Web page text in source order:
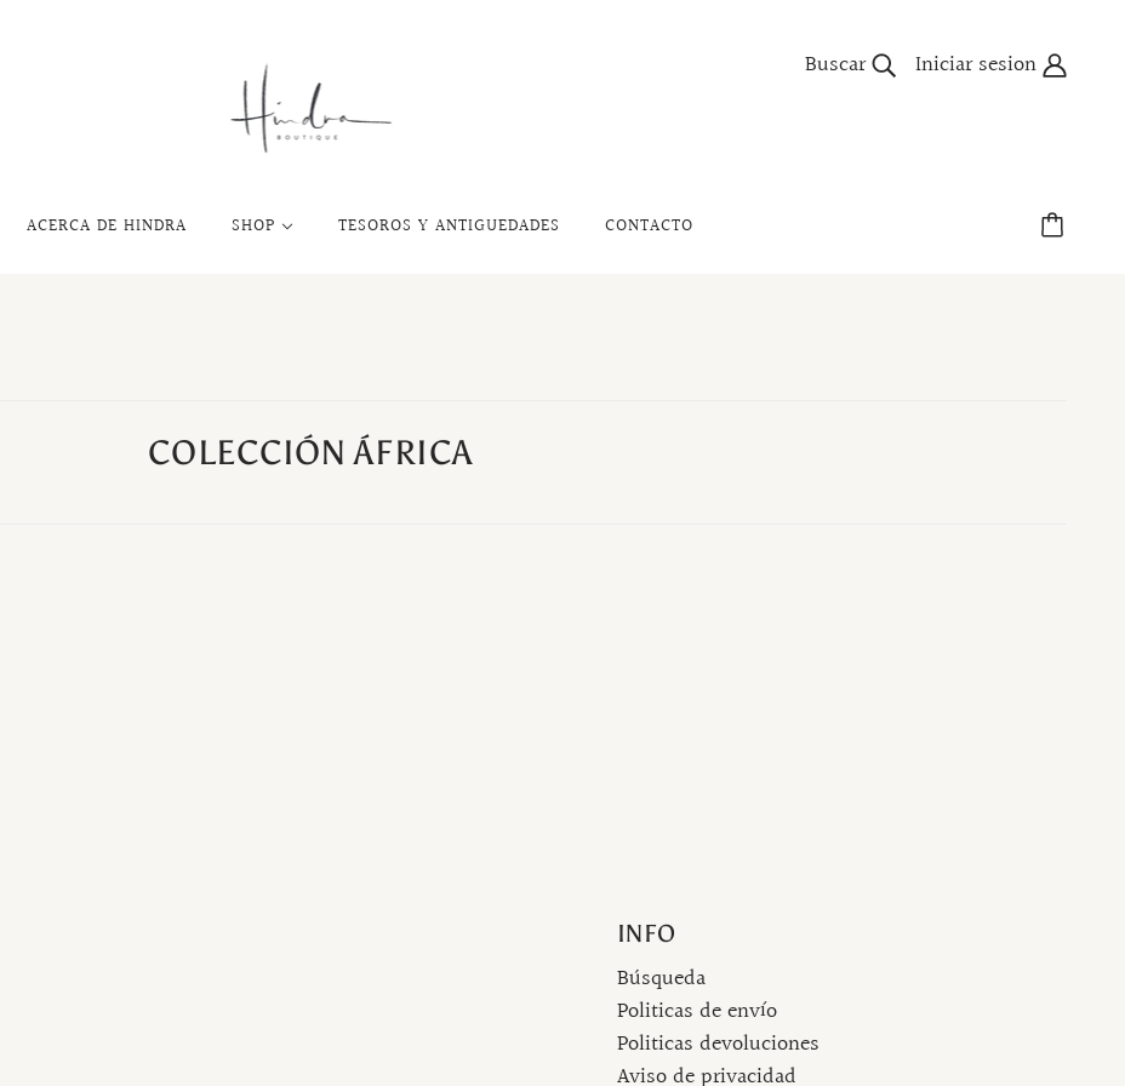
Buscar Iniciar sesion
ACERCA DE HINDRA SHOP TESOROS Y ANTIGUEDADES CONTACTO
COLECCIÓN ÁFRICA
INFO
Búsqueda
Politicas de envío
Politicas devoluciones
Aviso de privacidad